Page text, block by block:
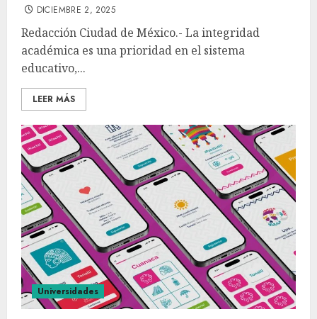
DICIEMBRE 2, 2025
Redacción Ciudad de México.- La integridad
académica es una prioridad en el sistema
educativo,...
LEER MÁS
Universidades